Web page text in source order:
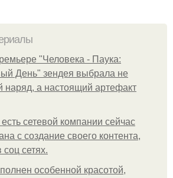
"Человека - Паука:
День" зендея выбрала не
наряд, а настоящий артефакт
сетевой компании сейчас
с создание своего контента,
сетях.
особенной красотой,